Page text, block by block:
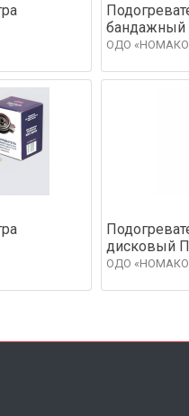
бандажный
ОДО
дисковый
ОДО